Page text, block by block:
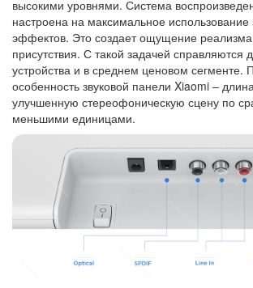
высокими уровнями. Система
настроена на максимальное использование
эффектов. Это создает ощущение
присутствия. С такой задачей справляются
устройства и в среднем ценовом сегменте.
особенность звуковой панели Xiaomi –
улучшенную стереофоническую сцену по
меньшими единицами.